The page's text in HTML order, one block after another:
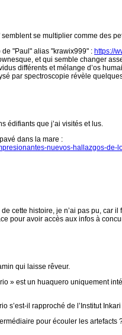
se multiplier comme des
de "Paul" alias "krawix999" : https://
et qui semble changer
différents et mélange d’os
par spectroscopie révèle
édifiants que j’ai visités et lus.
dans la mare :
nuevos-hallazgos-de-
cette histoire, je n’ai pas pu,
pour avoir accès aux infos à
qui laisse rêveur.
» est un huaquero uniquement
s’est-il rapproché de l’Institut
pour écouler les